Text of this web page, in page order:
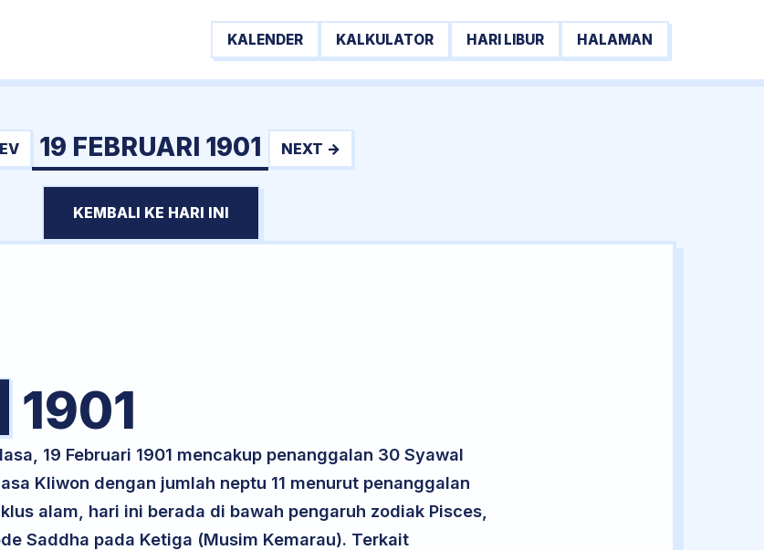
KALENDER KALKULATOR HARI LIBUR HALAMAN
19 FEBRUARI 1901 NEXT →
KEMBALI KE HARI INI
1901
19 Februari 1901 mencakup penanggalan 30 Syawal
Kliwon dengan jumlah neptu 11 menurut penanggalan
alam, hari ini berada di bawah pengaruh zodiak Pisces,
Saddha pada Ketiga (Musim Kemarau). Terkait